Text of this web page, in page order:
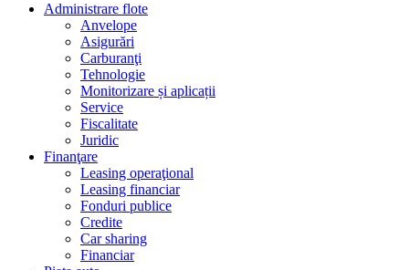
Administrare flote
Anvelope
Asigurări
Carburanţi
Tehnologie
Monitorizare și aplicații
Service
Fiscalitate
Juridic
Finanţare
Leasing operaţional
Leasing financiar
Fonduri publice
Credite
Car sharing
Financiar